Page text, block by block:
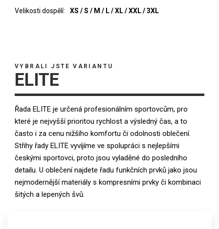
Velikosti dospělí:
XS / S / M / L / XL / XXL / 3XL
VYBRALI JSTE VARIANTU
ELITE
Řada ELITE je určená profesionálním sportovcům, pro
které je nejvyšší prioritou rychlost a výsledný čas, a to
často i za cenu nižšího komfortu či odolnosti oblečení.
Střihy řady ELITE vyvíjíme ve spolupráci s nejlepšími
českými sportovci, proto jsou vyladěné do posledního
detailu. U oblečení najdete řadu funkčních prvků jako jsou
nejmodernější materiály s kompresními prvky či kombinaci
šitých a lepených švů.